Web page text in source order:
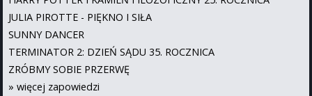
JULIA PIROTTE - PIĘKNO I SIŁA
SUNNY DANCER
TERMINATOR 2: DZIEŃ SĄDU 35. ROCZNICA
ZRÓBMY SOBIE PRZERWĘ
» więcej zapowiedzi